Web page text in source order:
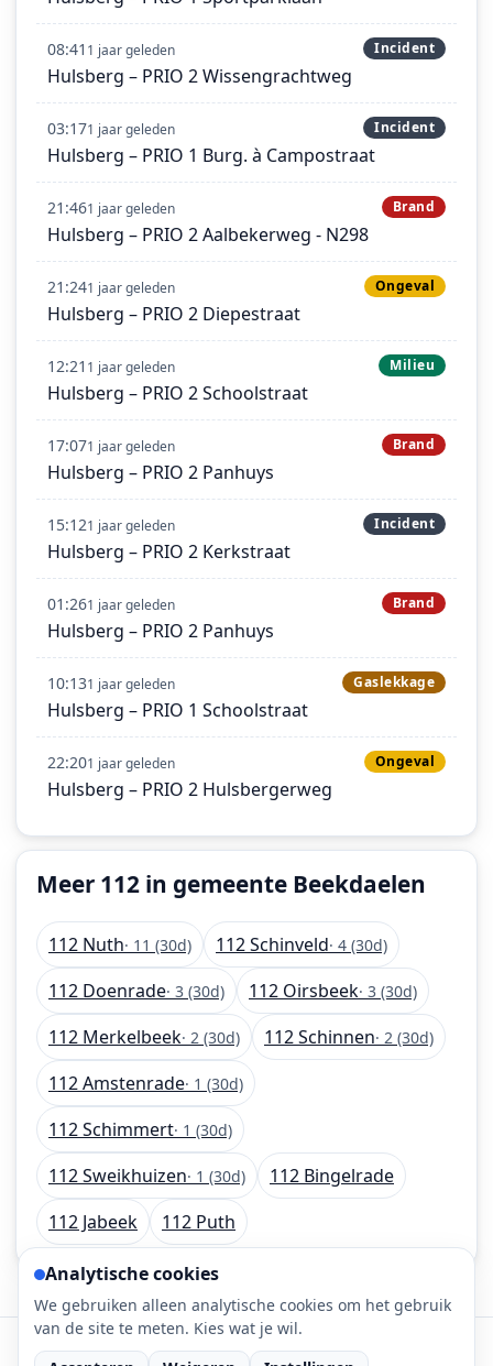
08:41 1 jaar geleden Incident
Hulsberg – PRIO 2 Wissengrachtweg
03:171 jaar geleden Incident
Hulsberg – PRIO 1 Burg. à Campostraat
21:461 jaar geleden Brand
Hulsberg – PRIO 2 Aalbekerweg - N298
21:241 jaar geleden Ongeval
Hulsberg – PRIO 2 Diepestraat
12:21 1 jaar geleden Milieu
Hulsberg – PRIO 2 Schoolstraat
17:071 jaar geleden Brand
Hulsberg – PRIO 2 Panhuys
15:121 jaar geleden Incident
Hulsberg – PRIO 2 Kerkstraat
01:261 jaar geleden Brand
Hulsberg – PRIO 2 Panhuys
10:131 jaar geleden Gaslekkage
Hulsberg – PRIO 1 Schoolstraat
22:201 jaar geleden Ongeval
Hulsberg – PRIO 2 Hulsbergerweg
Meer 112 in gemeente Beekdaelen
112 Nuth· 11 (30d) 112 Schinveld· 4 (30d)
112 Doenrade· 3 (30d) 112 Oirsbeek· 3 (30d)
112 Merkelbeek· 2 (30d) 112 Schinnen· 2 (30d)
112 Amstenrade· 1 (30d)
112 Schimmert· 1 (30d)
112 Sweikhuizen· 1 (30d)
112 Bingelrade
112 Jabeek
112 Puth
112-meldingen.nl • 112 meldingen is onderdeel
Analytische cookies
We gebruiken alleen analytische cookies om het gebruik
van de site te meten. Kies wat je wil.